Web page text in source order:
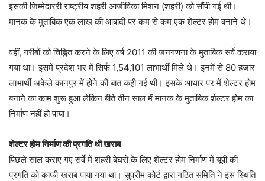
इसकी जिम्मेदाररी राष्ट्रीय शहरी आजीविका मिशन (शहरी) को सौंपी गई थी।
मानक के मुताबिक एक लाख की आबादी पर कम से कम एक शेल्टर होम बनाने थे।
वहीं, गरीबों को चिह्नित करने के लिए वर्ष 2011 की जनगणना के मुताबिक सर्वे कराया
गया था। इसमें प्रदेश भर में सिर्फ 1,54,101 लाभार्थी मिले थे। इनमें से 80 हजार
लाभार्थी अकेले कानपुर में होने की बात कही गई थी। इसके आधार पर में शेल्टर होम
बनाने का काम शुरू हुआ लेकिन बीते तीन साल में मानक के मुताबिक शेल्टर होम का
निर्माण नहीं हो पाया।
शेल्टर होम निर्माण की प्रगति थी खराब
पिछले साल कराए गए सर्वे में शहरी बेघरों के लिए शेल्टर होम निर्माण में यूपी की
प्रगति को काफी खराब पाया गया था। सुप्रीम कोर्ट द्वारा गठित समिति ने इस स्थिति